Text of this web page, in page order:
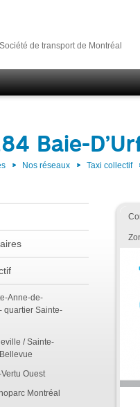
Société de transport de Montréal
Baie-
Nos réseaux Taxi collectif
Anne-de-
quartier Sainte-
/ Sainte-
Ouest
Montréal